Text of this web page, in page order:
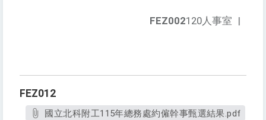
FEZ002120人事室 |
FEZ012
國立北科附工115年總務處約僱幹事甄選結果.pdf